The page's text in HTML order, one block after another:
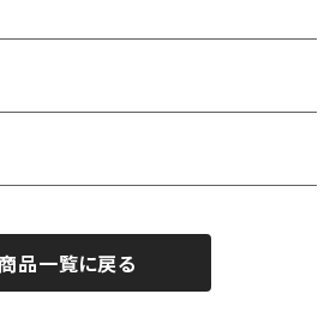
商品一覧に戻る